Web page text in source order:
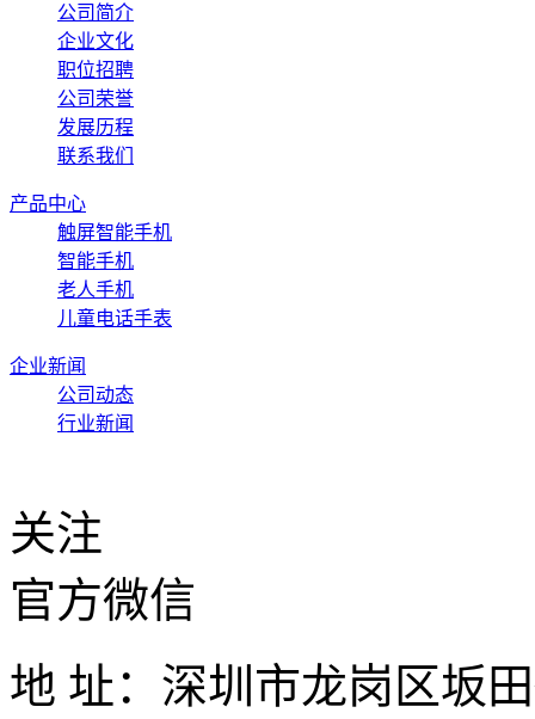
公司简介
企业文化
职位招聘
公司荣誉
发展历程
联系我们
产品中心
触屏智能手机
智能手机
老人手机
儿童电话手表
企业新闻
公司动态
行业新闻
关注
官方微信
地 址：深圳市龙岗区坂